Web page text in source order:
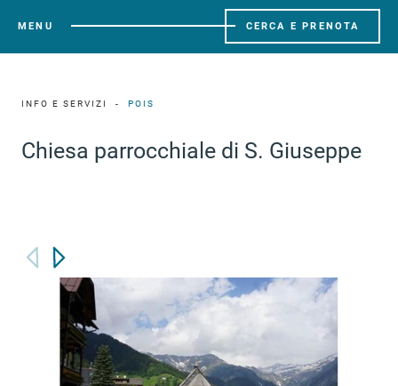
MENU CERCA E PRENOTA
INFO E SERVIZI POIS
Chiesa parrocchiale di S. Giuseppe